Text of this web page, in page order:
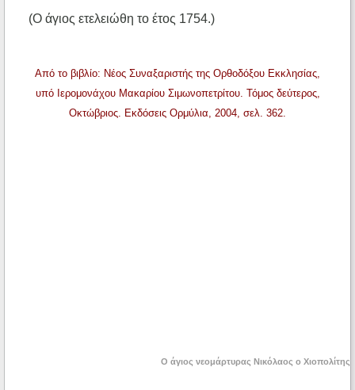
(Ο άγιος ετελειώθη το έτος 1754.)
Από το βιβλίο: Νέος Συναξαριστής της Ορθοδόξου Εκκλησίας,
υπό Ιερομονάχου Μακαρίου Σιμωνοπετρίτου. Τόμος δεύτερος,
Οκτώβριος. Εκδόσεις Ορμύλια, 2004, σελ. 362.
Ο άγιος νεομάρτυρας Νικόλαος ο Χιοπολίτης